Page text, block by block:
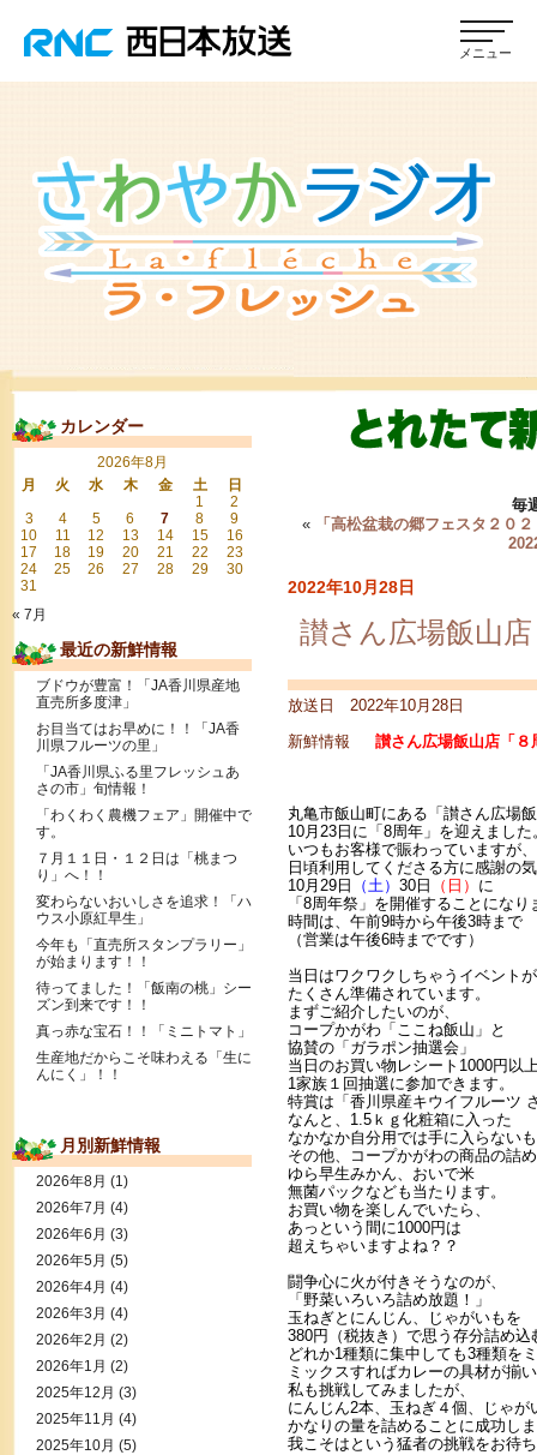
毎
«
「高松盆栽の郷フェスタ２０
2022年10月28日
讃さん広場飯山
放送日 2022年10月28日
新鮮情報
讃さん広場飯山店「８
丸亀市飯山町にある「讃さん広場
10月23日に「8周年」を迎えました
いつもお客様で賑わっていますが、
日頃利用してくださる方に感謝の
10月29日
（土） 30日 （日） に
「8周年祭」を開催することになり
時間は、午前9時から午後3時まで
（営業は午後6時までです）
当日はワクワクしちゃうイベントが
たくさん準備されています。
まずご紹介したいのが、
コープかがわ「ここね飯山」と
協賛の「ガラポン抽選会」
当日のお買い物レシート1000円以
1家族１回抽選に参加できます。
特賞は「香川県産キウイフルーツ
なんと、1.5ｋｇ化粧箱に入った
なかなか自分用では手に入らない
その他、コープかがわの商品の詰
ゆら早生みかん、おいで米
無菌パックなども当たります。
お買い物を楽しんでいたら、
あっという間に1000円は
超えちゃいますよね？？
闘争心に火が付きそうなのが、
「野菜いろいろ詰め放題！」
玉ねぎとにんじん、じゃがいもを
380円（税抜き）で思う存分詰め
どれか1種類に集中しても3種類を
ミックスすればカレーの具材が揃
私も挑戦してみましたが、
にんじん2本、玉ねぎ４個、じゃが
かなりの量を詰めることに成功し
我こそはという猛者の挑戦をお待
カレンダー
2026年8月
月
火 水 木 金 土
日
1
2
3
4 5 6 7 8
9
10
11 12 13 14 15
16
17
18 19 20 21 22
23
24
25 26 27 28 29
30
31
« 7月
最近の新鮮情報
ブドウが豊富！「JA香川県産地
直売所多度津」
お目当てはお早めに！！「JA香
川県フルーツの里」
「JA香川県ふる里フレッシュあ
さの市」旬情報！
「わくわく農機フェア」開催中で
す。
７月１１日・１２日は「桃まつ
り」へ！！
変わらないおいしさを追求！「ハ
ウス小原紅早生」
今年も「直売所スタンプラリー」
が始まります！！
待ってました！「飯南の桃」シー
ズン到来です！！
真っ赤な宝石！！「ミニトマト」
生産地だからこそ味わえる「生に
んにく」！！
月別新鮮情報
2026年8月 (1)
2026年7月 (4)
2026年6月 (3)
2026年5月 (5)
2026年4月 (4)
2026年3月 (4)
2026年2月 (2)
2026年1月 (2)
2025年12月 (3)
2025年11月 (4)
2025年10月 (5)